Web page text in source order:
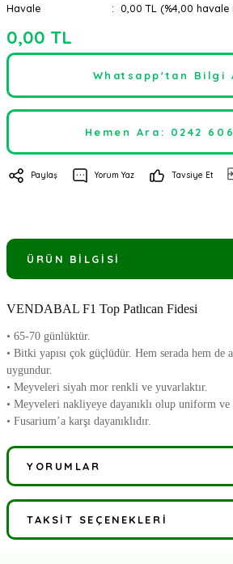
Havale
0,00 TL (%4,00 havale
0,00 TL
Whatsapp'tan Bilgi
Hemen Ara: 0242
Paylaş Yorum Yaz Tavsiye Et
ÜRÜN BILGISI
VENDABAL F1 Top Patlıcan Fidesi
• 65-70 günlüktür.
• Bitki yapısı çok güçlüdür. Hem serada hem de
uygundur.
• Meyveleri siyah mor renkli ve yuvarlaktır.
• Meyveleri nakliyeye dayanıklı olup uniform
• Fusarium’a karşı dayanıklıdır.
YORUMLAR
Bu ürüne ilk yorumu siz
TAKSIT SEÇENEKLERI